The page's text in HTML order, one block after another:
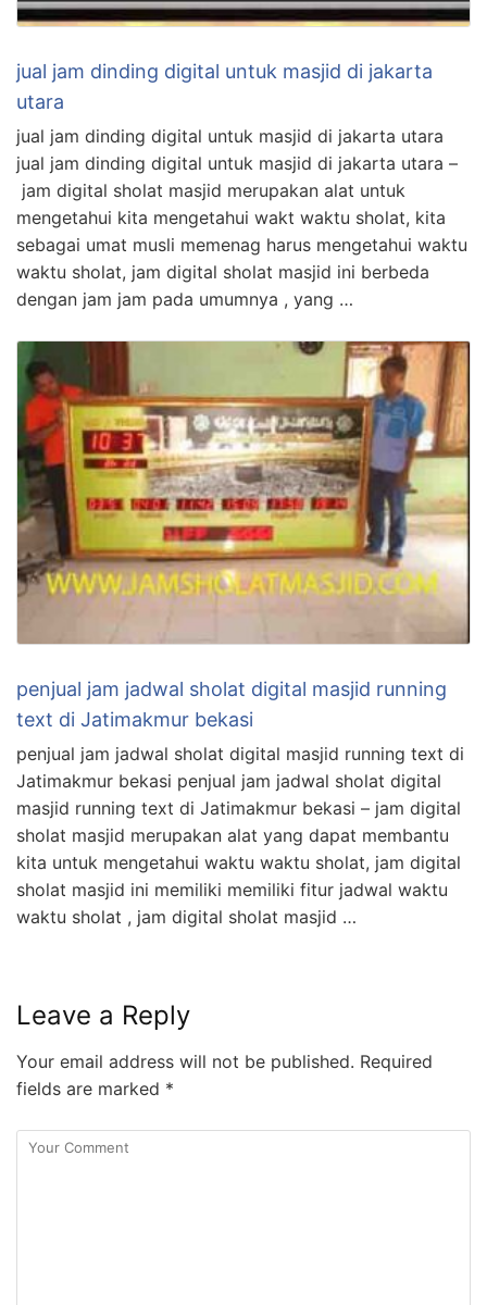
jual jam dinding digital untuk masjid di jakarta
utara
jual jam dinding digital untuk masjid di jakarta utara
jual jam dinding digital untuk masjid di jakarta utara –
jam digital sholat masjid merupakan alat untuk
mengetahui kita mengetahui wakt waktu sholat, kita
sebagai umat musli memenag harus mengetahui waktu
waktu sholat, jam digital sholat masjid ini berbeda
dengan jam jam pada umumnya , yang …
penjual jam jadwal sholat digital masjid running
text di Jatimakmur bekasi
penjual jam jadwal sholat digital masjid running text di
Jatimakmur bekasi penjual jam jadwal sholat digital
masjid running text di Jatimakmur bekasi – jam digital
sholat masjid merupakan alat yang dapat membantu
kita untuk mengetahui waktu waktu sholat, jam digital
sholat masjid ini memiliki memiliki fitur jadwal waktu
waktu sholat , jam digital sholat masjid …
Leave a Reply
Your email address will not be published. Required
fields are marked *